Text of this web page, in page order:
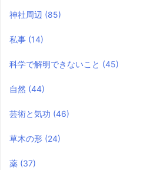
神社周辺 (85)
私事 (14)
科学で解明できないこと (45)
自然 (44)
芸術と気功 (46)
草木の形 (24)
薬 (37)